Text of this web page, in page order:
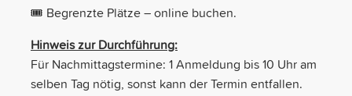
🎟️ Begrenzte Plätze – online buchen.
Hinweis zur Durchführung:
Für Nachmittagstermine: 1 Anmeldung bis 10 Uhr am
selben Tag nötig, sonst kann der Termin entfallen.